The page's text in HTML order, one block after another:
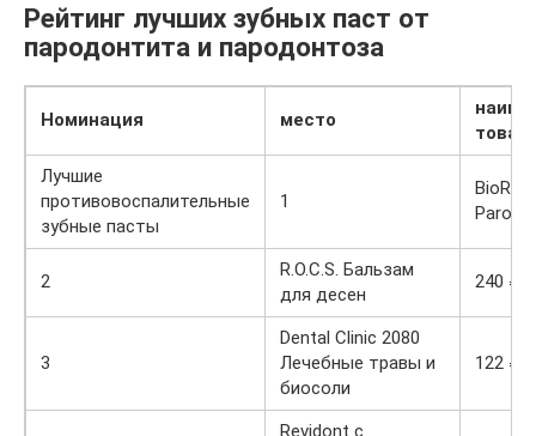
Рейтинг лучших зубных паст от
пародонтита и пародонтоза
Номинация место
Лучшие
противовоспалительные
зубные пасты
1
2
R.O.C.S. Бальзам
для десен
240 ₽
3
Dental Clinic 2080
Лечебные травы и
биосоли
122 ₽
Revidont с